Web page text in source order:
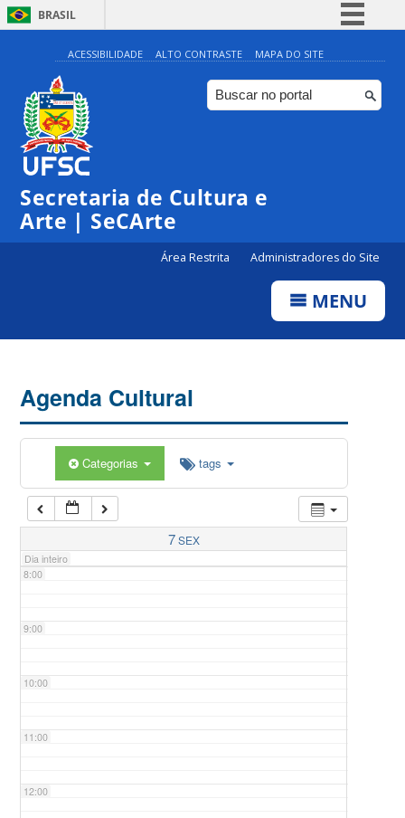
BRASIL
Simplifique!
Comunica BR
Participe
ACESSIBILIDADE ALTO CONTRASTE MAPA DO SITE
Secretaria de Cultura e
Arte | SeCArte
Área Restrita Administradores do Site
MENU
Agenda Cultural
Categorias tags
7SEX
Dia inteiro
0:00
1:00
5:00
7:00
8:00
9:00
10:00
11:00
12:00